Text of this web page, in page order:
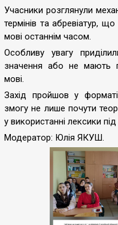
Учасники розглянули
термінів та абревіатур,
мові останнім часом.
Особливу увагу
значення або не мають
мові.
Захід пройшов у
змогу не лише почути
у використанні лексики
Модератор: Юлія ЯКУШ.